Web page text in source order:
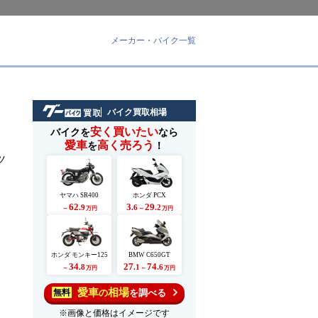
メーカー・バイク一覧
バイク買取相場
バイクを安く買いたいなら
愛車を高く売ろう ！
ヤマハ SR400
～ 62.9 万円
ホンダ PCX
3.6 ～ 29.2 万円
ホンダ モンキー125
～ 34.8万円
BMW C650GT
27.1 ～ 74.6万円
無料 愛車の相場を調べる
※画像と価格はイメージです